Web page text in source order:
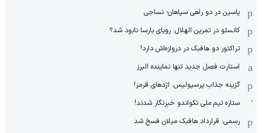
یاسین در دو راهی سپاهان- نساجی
کانسلو در تمرین الهلال: رویای بارسا نابود شد؟
تراکتور دو هافبک در دروازه‌اش دارد!
استارت فصل جدید تنها نماینده البرز
گزینه جذاب پرسپولیس: اژدهای قرمز!
ستاره تیم ملی تکواندو خبرنگار شدند!
رسمی: قرارداد هافبک میلان فسخ شد